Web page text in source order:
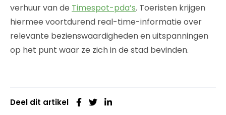
verhuur van de Timespot-pda’s. Toeristen krijgen
hiermee voortdurend real-time-informatie over
relevante bezienswaardigheden en uitspanningen
op het punt waar ze zich in de stad bevinden.
Deel dit artikel